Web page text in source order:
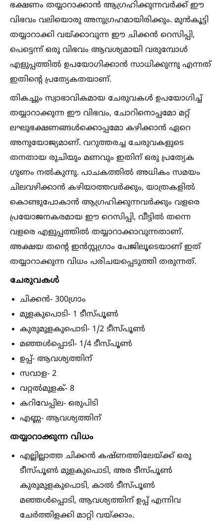
ഭക്ഷണം തയ്യാറാക്കാൻ ആഗ്രഹിക്കുന്നവർക്ക് ഈ
വിഭവം വലിയൊരു അനുഗ്രഹമായിരിക്കും. മുൻകൂട്ടി
തയ്യാറാക്കി വയ്ക്കാവുന്ന ഈ ചിക്കൻ റെസിപ്പി,
പെട്ടെന്ന് ഒരു വിഭവം ആവശ്യമായി വരുമ്പോള്‍
എളുപ്പത്തില്‍ ഉപയോഗിക്കാൻ സാധിക്കുന്നു എന്നത്
ഇതിന്റെ പ്രത്യേകതയാണ്.
തികച്ചും സ്വാഭാവികമായ ചേരുവകള്‍ ഉപയോഗിച്ച്‌
തയ്യാറാക്കുന്ന ഈ വിഭവം, ചോറിനൊപ്പമോ മറ്റ്
ലഘുഭക്ഷണങ്ങള്‍ക്കൊപ്പമോ കഴിക്കാൻ ഏറെ
അനുയോജ്യമാണ്. വറുത്തരച്ച ചേരുവകളുടെ
തനതായ രുചിയും മണവും ഇതിന് ഒരു പ്രത്യേക
ഗുണം നല്‍കുന്നു. പാചകത്തില്‍ അധികം സമയം
ചിലവഴിക്കാൻ കഴിയാത്തവർക്കും, യാത്രകളില്‍
കൊണ്ടുപോകാൻ ആഗ്രഹിക്കുന്നവർക്കും വളരെ
പ്രയോജനകരമായ ഈ റെസിപ്പി, വീട്ടില്‍ തന്നെ
വളരെ എളുപ്പത്തില്‍ തയ്യാറാക്കാവുന്നതാണ്.
അക്ഷയ തന്റെ ഇൻസ്റ്റഗ്രാം പേജിലൂടെയാണ് ഇത്
തയ്യാറാക്കുന്ന വിധം പരിചയപ്പെടുത്തി തരുന്നത്.
ചേരുവകള്‍
ചിക്കൻ- 300ഗ്രാം
മുളകുപൊടി- 1 ടീസ്പൂണ്‍
കുരുമുളകുപൊടി- 1/2 ടീസ്പൂണ്‍
മഞ്ഞള്‍പ്പൊടി- 1/4 ടീസ്പൂണ്‍
ഉപ്പ്- ആവശ്യത്തിന്
സവാള- 2
വറ്റല്‍മുളക്- 8
കറിവേപ്പില- ഒരുപിടി
എണ്ണ- ആവശ്യത്തിന്
തയ്യാറാക്കുന്ന വിധം
എല്ലില്ലാത്ത ചിക്കൻ കഷ്ണത്തിലേയ്ക്ക് ഒരു
ടീസ്പൂണ്‍ മുളകുപൊടി, അര ടീസ്പൂണ്‍
കുരുമുളകുപൊടി, കാല്‍ ടീസ്പൂണ്‍
മഞ്ഞള്‍പ്പൊടി, ആവശ്യത്തിന് ഉപ്പ് എന്നിവ
ചേർത്തിളക്കി മാറ്റി വയ്ക്കാം.